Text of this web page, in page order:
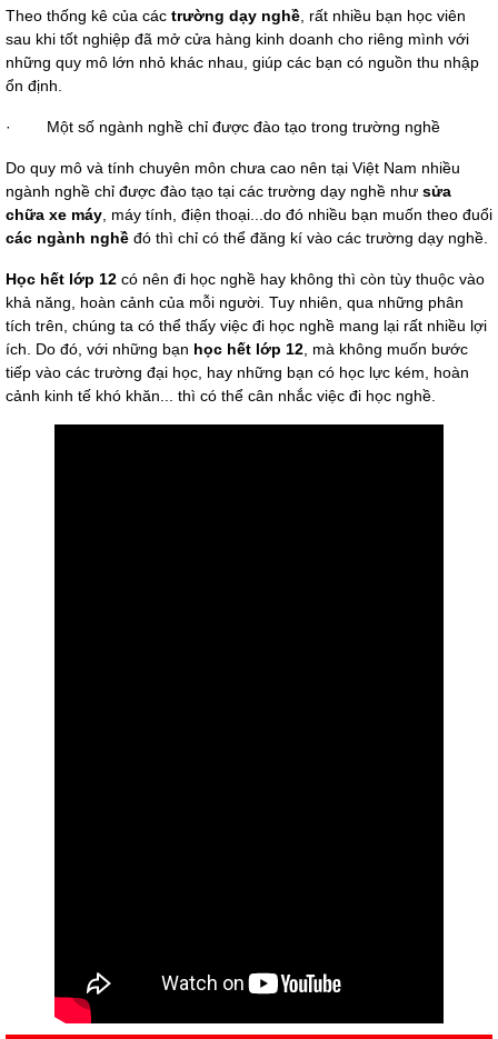
Theo thống kê của các trường dạy nghề , rất nhiều bạn học viên
sau khi tốt nghiệp đã mở cửa hàng kinh doanh cho riêng mình với
những quy mô lớn nhỏ khác nhau, giúp các bạn có nguồn thu nhập
ổn định.
· Một số ngành nghề chỉ được đào tạo trong trường nghề
Do quy mô và tính chuyên môn chưa cao nên tại Việt Nam nhiều
ngành nghề chỉ được đào tạo tại các trường dạy nghề như sửa
chữa xe máy
các ngành nghề đó thì chỉ có thể đăng kí vào các trường dạy nghề.
Học hết lớp 12 có nên đi học nghề hay không thì còn tùy thuộc vào
khả năng, hoàn cảnh của mỗi người. Tuy nhiên, qua những phân
tích trên, chúng ta có thể thấy việc đi học nghề mang lại rất nhiều lợi
ích. Do đó, với những bạn học hết lớp 12 , mà không muốn bước
tiếp vào các trường đại học, hay những bạn có học lực kém, hoàn
cảnh kinh tế khó khăn... thì có thể cân nhắc việc đi học nghề.